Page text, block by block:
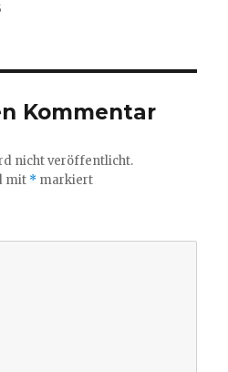
Kommentar
nicht veröffentlicht.
mit * markiert